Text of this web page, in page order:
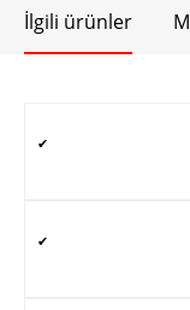
İlgili ürünler
✔
✔